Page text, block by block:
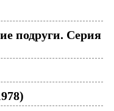
подруги. Серия